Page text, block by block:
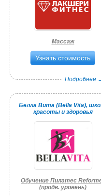
Массаж
Узнать стоимость
Подробнее
Белла Вита (Bella Vita),
красоты и здоровья
Обучение Пилатес
(продв. уровень)